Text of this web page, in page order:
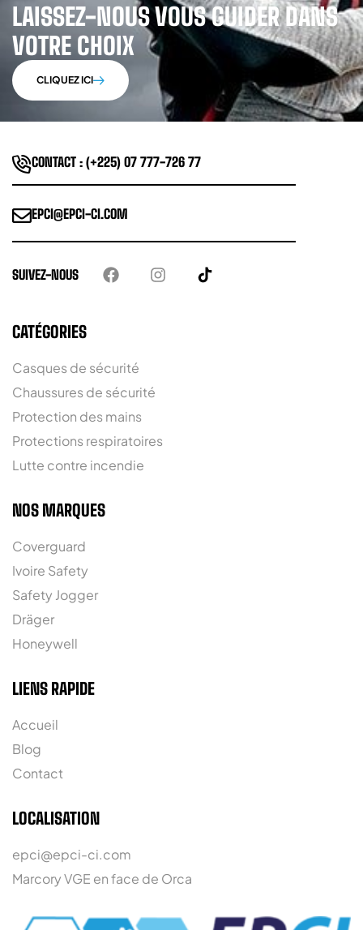
LAISSEZ-NOUS VOUS GUIDER DANS
VOTRE CHOIX
CLIQUEZ ICI
CONTACT : (+225) 07 777-726 77
EPCI@EPCI-CI.COM
SUIVEZ-NOUS
CATÉGORIES
Casques de sécurité
Chaussures de sécurité
Protection des mains
Protections respiratoires
Lutte contre incendie
NOS MARQUES
Coverguard
Ivoire Safety
Safety Jogger
Dräger
Honeywell
LIENS RAPIDE
Accueil
Blog
Contact
LOCALISATION
epci@epci-ci.com
Marcory VGE en face de Orca